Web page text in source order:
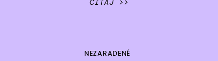
ČÍTAJ >>
NEZARADENÉ